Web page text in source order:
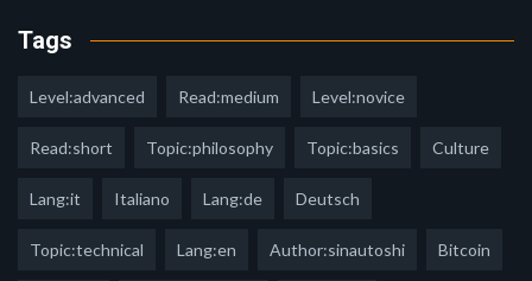
Tags
Level:advanced Read:medium Level:novice
Read:short Topic:philosophy Topic:basics Culture
Lang:it Italiano Lang:de Deutsch
Topic:technical Lang:en Author:sinautoshi Bitcoin